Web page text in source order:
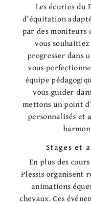
Les écuries du
d'équitation
par des moniteurs
vous
progresser dans
vous
équipe
vous guider
mettons un point
personnalisés et
Stages et
En plus des
Plessis organisent
animations
chevaux. Ces